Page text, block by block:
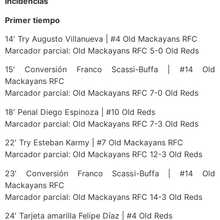
Primer tiempo
14′ Try Augusto Villanueva | #4 Old Mackayans RFC
Marcador parcial: Old Mackayans RFC 5-0 Old Reds
15′ Conversión Franco Scassi-Buffa | #14 Old
Mackayans RFC
Marcador parcial: Old Mackayans RFC 7-0 Old Reds
18′ Penal Diego Espinoza | #10 Old Reds
Marcador parcial: Old Mackayans RFC 7-3 Old Reds
22′ Try Esteban Karmy | #7 Old Mackayans RFC
Marcador parcial: Old Mackayans RFC 12-3 Old Reds
23′ Conversión Franco Scassi-Buffa | #14 Old
Mackayans RFC
Marcador parcial: Old Mackayans RFC 14-3 Old Reds
24′ Tarjeta amarilla Felipe Díaz | #4 Old Reds